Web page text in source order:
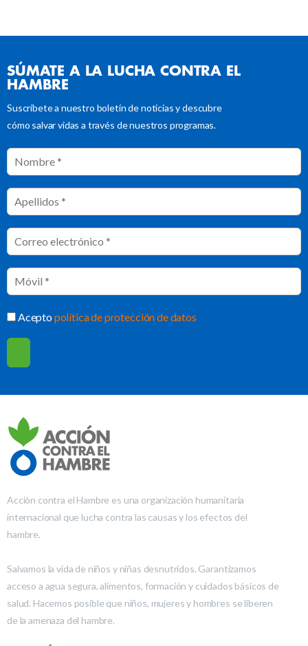
SÚMATE A LA LUCHA CONTRA EL
HAMBRE
Suscríbete a nuestro boletín de noticias y descubre
cómo salvar vidas a través de nuestros programas.
Aceptopolítica de protección de datos
Acción contra el Hambre es una organización humanitaria
internacional que lucha contra las causas y los efectos del
hambre.
Salvamos la vida de niños y niñas desnutridos. Garantizamos
acceso a agua segura, alimentos, formación y cuidados básicos de
salud. Hacemos posible que niños, mujeres y hombres se liberen
de la amenaza del hambre.